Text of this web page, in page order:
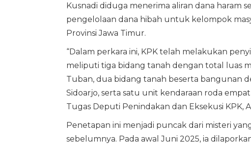
Kusnadi diduga menerima aliran dana haram
pengelolaan dana hibah untuk kelompok
Provinsi Jawa Timur.
“Dalam perkara ini, KPK telah melakukan
meliputi tiga bidang tanah dengan total luas
Tuban, dua bidang tanah beserta bangunan
Sidoarjo, serta satu unit kendaraan roda
Tugas Deputi Penindakan dan Eksekusi KPK,
Penetapan ini menjadi puncak dari misteri
sebelumnya. Pada awal Juni 2025, ia